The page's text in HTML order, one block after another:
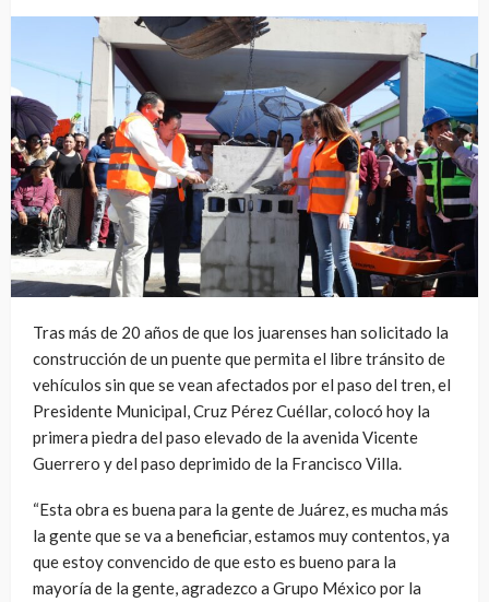
Tras más de 20 años de que los juarenses han solicitado la
construcción de un puente que permita el libre tránsito de
vehículos sin que se vean afectados por el paso del tren, el
Presidente Municipal, Cruz Pérez Cuéllar, colocó hoy la
primera piedra del paso elevado de la avenida Vicente
Guerrero y del paso deprimido de la Francisco Villa.
“Esta obra es buena para la gente de Juárez, es mucha más
la gente que se va a beneficiar, estamos muy contentos, ya
que estoy convencido de que esto es bueno para la
mayoría de la gente, agradezco a Grupo México por la